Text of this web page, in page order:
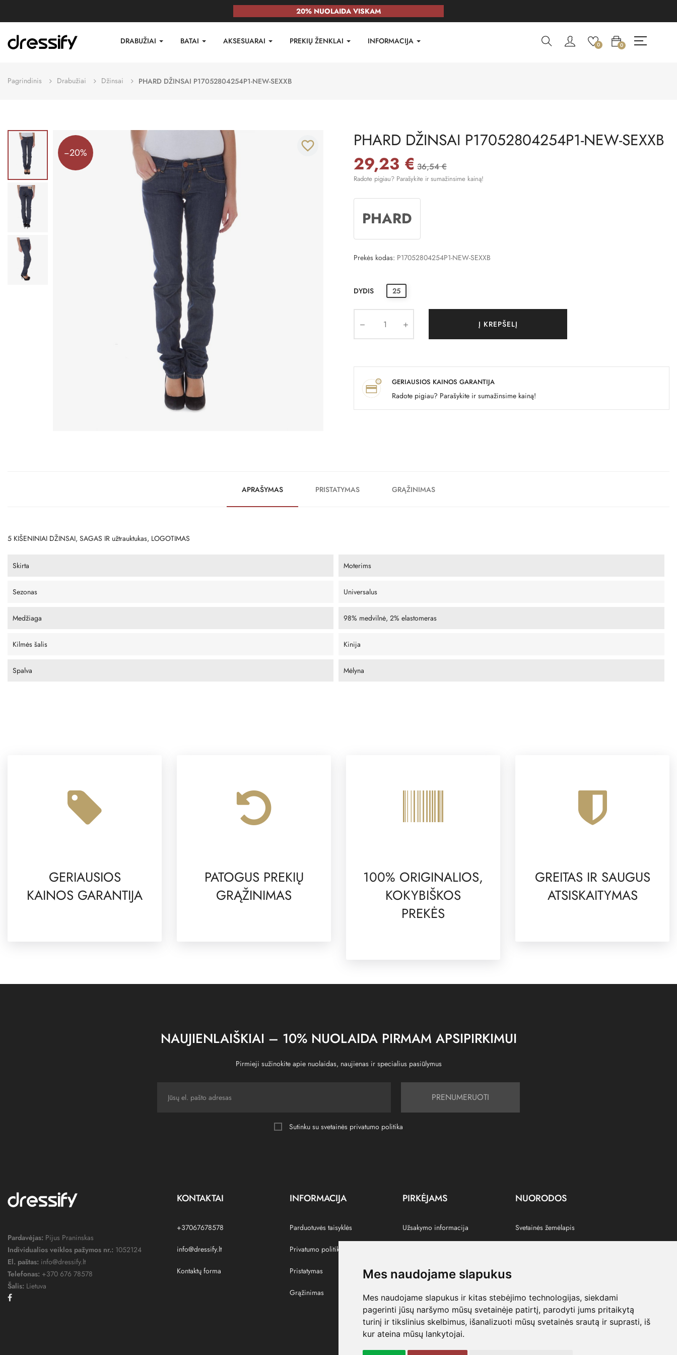
Mes naudojame slapukus
Mes naudojame slapukus ir kitas stebėjimo technologijas, siekdami
pagerinti jūsų naršymo mūsų svetainėje patirtį, parodyti jums pritaikytą
turinį ir tikslinius skelbimus, išanalizuoti mūsų svetainės srautą ir suprasti, iš
kur ateina mūsų lankytojai.
20% NUOLAIDA VISKAM
DRABUŽIAI BATAI AKSESUARAI PREKIŲ ŽENKLAI INFORMACIJA 0 0
Pagrindinis Drabužiai Džinsai PHARD DŽINSAI P17052804254P1-NEW-SEXXB
−20% favorite_border PHARD DŽINSAI P17052804254P1-NEW-SEXXB
29,23 € 36,54 €
Radote pigiau? Parašykite ir sumažinsime kainą!
PHARD
Prekės kodas: P17052804254P1-NEW-SEXXB
DYDIS 25
Į KREPŠELĮ
GERIAUSIOS KAINOS GARANTIJA
Radote pigiau? Parašykite ir sumažinsime kainą!
APRAŠYMAS PRISTATYMAS GRĄŽINIMAS
5 KIŠENINIAI DŽINSAI, SAGAS IR užtrauktukas, LOGOTIMAS
Skirta Moterims
Sezonas Universalus
Medžiaga 98% medvilnė, 2% elastomeras
Kilmės šalis Kinija
Spalva Mėlyna
GERIAUSIOS
KAINOS GARANTIJA
PATOGUS PREKIŲ
GRĄŽINIMAS
100% ORIGINALIOS,
KOKYBIŠKOS
PREKĖS
GREITAS IR SAUGUS
ATSISKAITYMAS
NAUJIENLAIŠKIAI – 10% NUOLAIDA PIRMAM APSIPIRKIMUI
Pirmieji sužinokite apie nuolaidas, naujienas ir specialius pasiūlymus
PRENUMERUOTI
Sutinku su svetainės privatumo politika
Pardavėjas: Pijus Praninskas
Individualios veiklos pažymos nr.: 1052124
El. paštas: info@dressify.lt
Telefonas: +370 676 78578
Šalis: Lietuva
KONTAKTAI
+37067678578
info@dressify.lt
Kontaktų forma
INFORMACIJA
Parduotuvės taisyklės
Privatumo politika
Pristatymas
Grąžinimas
PIRKĖJAMS
Užsakymo informacija
Paskyra
Pamėgtos prekės
NUORODOS
Svetainės žemėlapis